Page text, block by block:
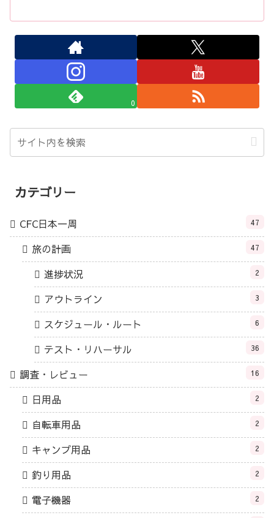
0
カテゴリー
CFC日本一周 47
旅の計画 47
進捗状況 2
アウトライン 3
スケジュール・ルート 6
テスト・リハーサル 36
調査・レビュー 16
日用品 2
自転車用品 2
キャンプ用品 2
釣り用品 2
電子機器 2